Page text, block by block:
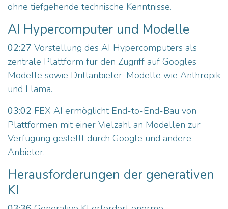
ohne tiefgehende technische Kenntnisse.
AI Hypercomputer und Modelle
02:27 Vorstellung des AI Hypercomputers als
zentrale Plattform für den Zugriff auf Googles
Modelle sowie Drittanbieter-Modelle wie Anthropik
und Llama.
03:02 FEX AI ermöglicht End-to-End-Bau von
Plattformen mit einer Vielzahl an Modellen zur
Verfügung gestellt durch Google und andere
Anbieter.
Herausforderungen der generativen
KI